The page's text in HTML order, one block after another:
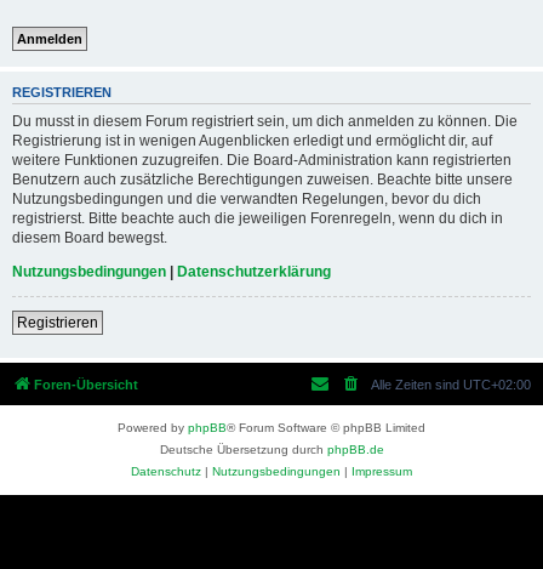
REGISTRIEREN
Du musst in diesem Forum registriert sein, um dich anmelden zu können. Die
Registrierung ist in wenigen Augenblicken erledigt und ermöglicht dir, auf
weitere Funktionen zuzugreifen. Die Board-Administration kann registrierten
Benutzern auch zusätzliche Berechtigungen zuweisen. Beachte bitte unsere
Nutzungsbedingungen und die verwandten Regelungen, bevor du dich
registrierst. Bitte beachte auch die jeweiligen Forenregeln, wenn du dich in
diesem Board bewegst.
Nutzungsbedingungen | Datenschutzerklärung
Registrieren
Foren-Übersicht Alle Zeiten sind UTC+02:00
Powered by phpBB® Forum Software © phpBB Limited
Deutsche Übersetzung durch phpBB.de
Datenschutz | Nutzungsbedingungen | Impressum